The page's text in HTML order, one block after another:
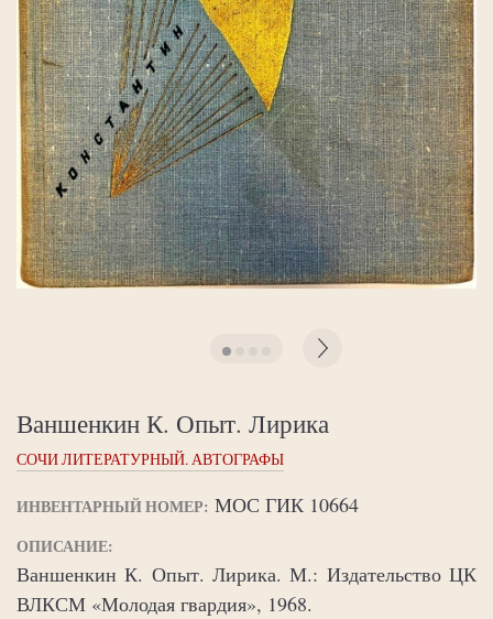
Ваншенкин К. Опыт. Лирика
СОЧИ ЛИТЕРАТУРНЫЙ. АВТОГРАФЫ
ИНВЕНТАРНЫЙ НОМЕР: МОС ГИК 10664
ОПИСАНИЕ:
Ваншенкин К. Опыт. Лирика. М.: Издательство ЦК
ВЛКСМ «Молодая гвардия», 1968.